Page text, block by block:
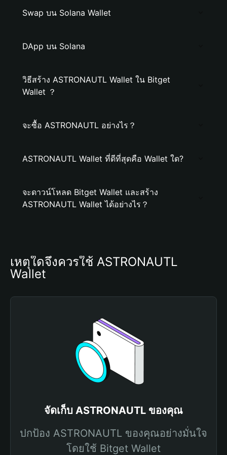
Swap บน Solana Wallet
DApp บน Solana
วิธีสร้าง ASTRONAUTL Wallet ใน Bitget
Wallet ？
จะซื้อ ASTRONAUTL อย่างไร？
ASTRONAUTL Wallet ที่ดีที่สุดคือ Wallet ใด?
จะดาวน์โหลด Bitget Wallet และสร้าง
ASTRONAUTL Wallet ได้อย่างไร？
เหตุใดจึงควรใช้ ASTRONAUTL
Wallet
จัดเก็บ ASTRONAUTL ของคุณ
ปกป้อง ASTRONAUTL ของคุณอย่างมั่นใจ
โดยใช้ Bitget Wallet